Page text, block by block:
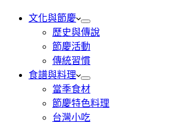
文化與節慶
歷史與傳說
節慶活動
傳統習慣
食譜與料理
當季食材
節慶特色料理
台灣小吃